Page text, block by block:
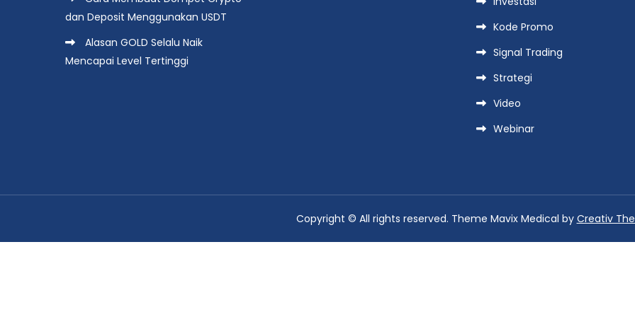
dan Deposit Menggunakan USDT
Alasan GOLD Selalu Naik
Mencapai Level Tertinggi
Kode Promo
Signal Trading
Strategi
Video
Webinar
Copyright © All rights reserved. Theme Mavix Medical by Creativ